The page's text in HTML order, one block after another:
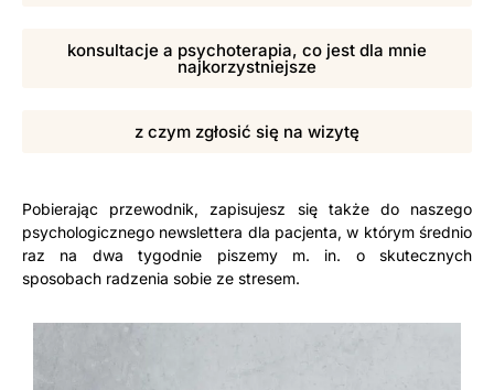
konsultacje a psychoterapia, co jest dla mnie
najkorzystniejsze
z czym zgłosić się na wizytę
Pobierając przewodnik, zapisujesz się także do naszego
psychologicznego newslettera dla pacjenta, w którym średnio
raz na dwa tygodnie piszemy m. in. o skutecznych
sposobach radzenia sobie ze stresem.